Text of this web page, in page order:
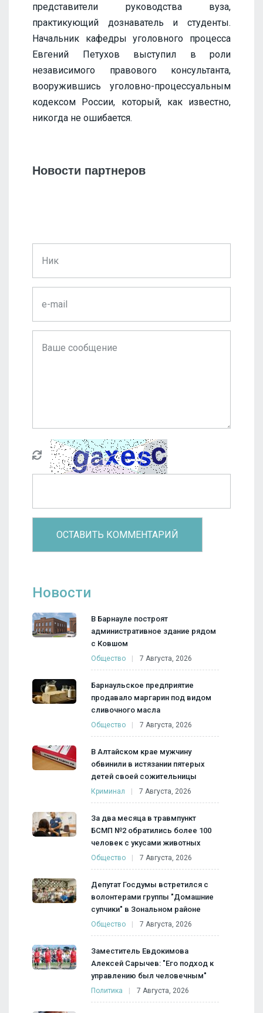
представители руководства вуза,
практикующий дознаватель и студенты.
Начальник кафедры уголовного процесса
Евгений Петухов выступил в роли
независимого правового консультанта,
вооружившись уголовно-процессуальным
кодексом России, который, как известно,
никогда не ошибается.
Новости партнеров
Новости
В Барнауле построят
административное здание рядом
с Ковшом
Общество 7 Августа, 2026
Барнаульское предприятие
продавало маргарин под видом
сливочного масла
Общество 7 Августа, 2026
В Алтайском крае мужчину
обвинили в истязании пятерых
детей своей сожительницы
Криминал 7 Августа, 2026
За два месяца в травмпункт
БСМП №2 обратились более 100
человек с укусами животных
Общество 7 Августа, 2026
Депутат Госдумы встретился с
волонтерами группы "Домашние
супчики" в Зональном районе
Общество 7 Августа, 2026
Заместитель Евдокимова
Алексей Сарычев: "Его подход к
управлению был человечным"
Политика 7 Августа, 2026